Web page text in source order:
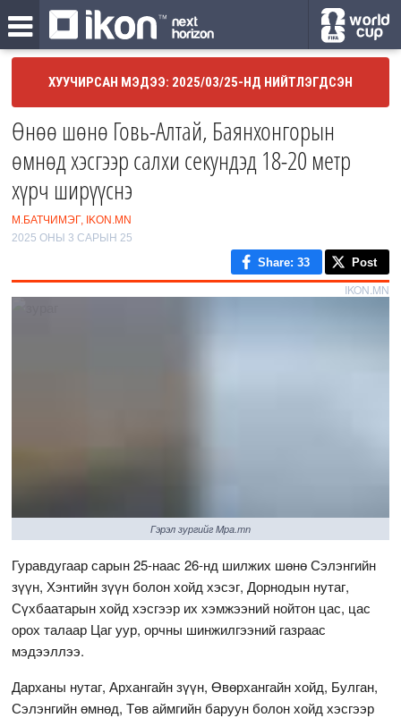
ХУУЧИРСАН МЭДЭЭ: 2025/03/25-НД НИЙТЛЭГДСЭН
Өнөө шөнө Говь-Алтай, Баянхонгорын
өмнөд хэсгээр салхи секундэд 18-20 метр
хүрч ширүүснэ
М.БАТЧИМЭГ, IKON.MN
2025 ОНЫ 3 САРЫН 25
Share: 33 Post
IKON.MN
Гэрэл зургийг Mpa.mn
Гуравдугаар сарын 25-наас 26-нд шилжих шөнө Сэлэнгийн
зүүн, Хэнтийн зүүн болон хойд хэсэг, Дорнодын нутаг,
Сүхбаатарын хойд хэсгээр их хэмжээний нойтон цас, цас
орох талаар Цаг уур, орчны шинжилгээний газраас
мэдээллээ.
Дарханы нутаг, Архангайн зүүн, Өвөрхангайн хойд, Булган,
Сэлэнгийн өмнөд, Төв аймгийн баруун болон хойд хэсгээр